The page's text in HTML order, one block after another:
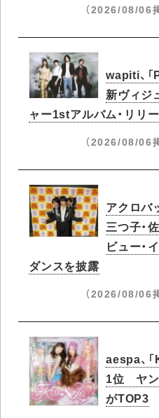
（2026/08/06
wapiti、
新ヴィジ
ャー1stアルバム・リリ
（2026/08/06
アクロバ
三つ子・
ビュー・
ダンスを披露
（2026/08/06
aespa、
1位 ヤン
がTOP3